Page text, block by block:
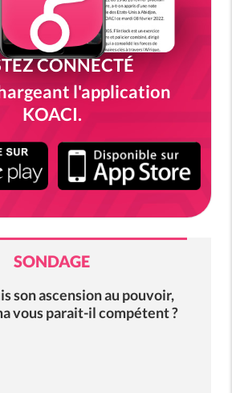
CONNECTÉ
l'application
KOACI.
SONDAGE
son ascension au pouvoir,
vous parait-il compétent ?